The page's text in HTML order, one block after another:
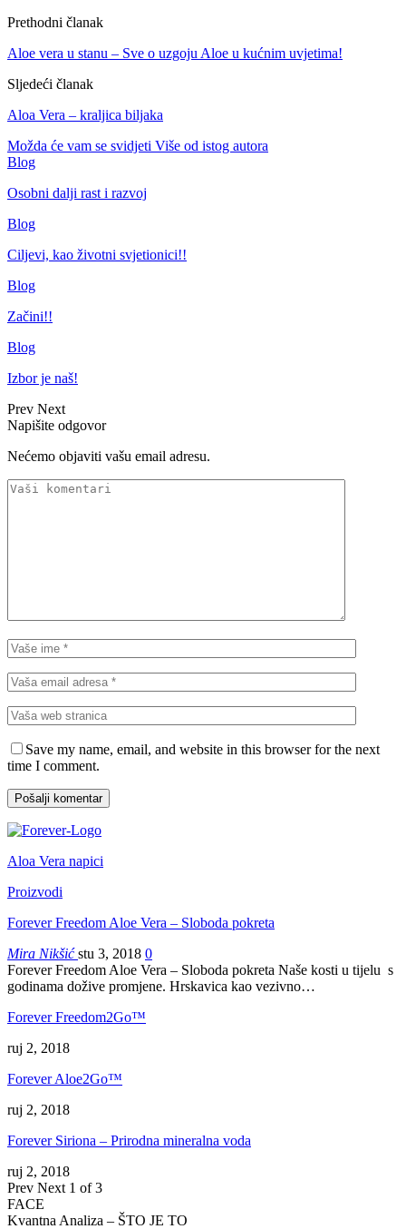
Prethodni članak
Aloe vera u stanu – Sve o uzgoju Aloe u kućnim uvjetima!
Sljedeći članak
Aloa Vera – kraljica biljaka
Možda će vam se svidjeti Više od istog autora
Blog
Osobni dalji rast i razvoj
Blog
Ciljevi, kao životni svjetionici!!
Blog
Začini!!
Blog
Izbor je naš!
Prev Next
Napišite odgovor
Nećemo objaviti vašu email adresu.
Save my name, email, and website in this browser for the next
time I comment.
Aloa Vera napici
Proizvodi
Forever Freedom Aloe Vera – Sloboda pokreta
Mira Nikšićstu 3, 2018 0
Forever Freedom Aloe Vera – Sloboda pokreta Naše kosti u tijelu s
godinama dožive promjene. Hrskavica kao vezivno…
Forever Freedom2Go™
ruj 2, 2018
Forever Aloe2Go™
ruj 2, 2018
Forever Siriona – Prirodna mineralna voda
ruj 2, 2018
Prev Next 1 of 3
FACE
Kvantna Analiza – ŠTO JE TO